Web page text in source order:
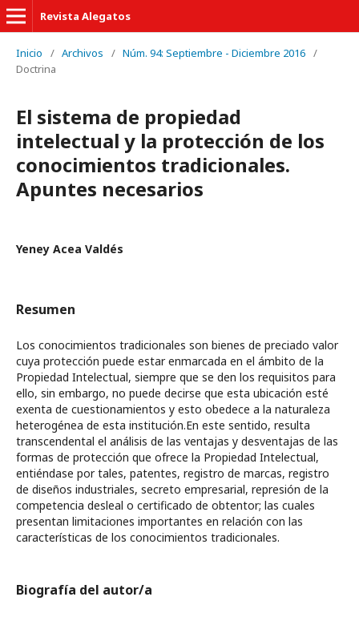
Revista Alegatos
Inicio / Archivos / Núm. 94: Septiembre - Diciembre 2016 /
Doctrina
El sistema de propiedad
intelectual y la protección de los
conocimientos tradicionales.
Apuntes necesarios
Yeney Acea Valdés
Resumen
Los conocimientos tradicionales son bienes de preciado valor
cuya protección puede estar enmarcada en el ámbito de la
Propiedad Intelectual, siempre que se den los requisitos para
ello, sin embargo, no puede decirse que esta ubicación esté
exenta de cuestionamientos y esto obedece a la naturaleza
heterogénea de esta institución.En este sentido, resulta
transcendental el análisis de las ventajas y desventajas de las
formas de protección que ofrece la Propiedad Intelectual,
entiéndase por tales, patentes, registro de marcas, registro
de diseños industriales, secreto empresarial, represión de la
competencia desleal o certificado de obtentor; las cuales
presentan limitaciones importantes en relación con las
características de los conocimientos tradicionales.
Biografía del autor/a